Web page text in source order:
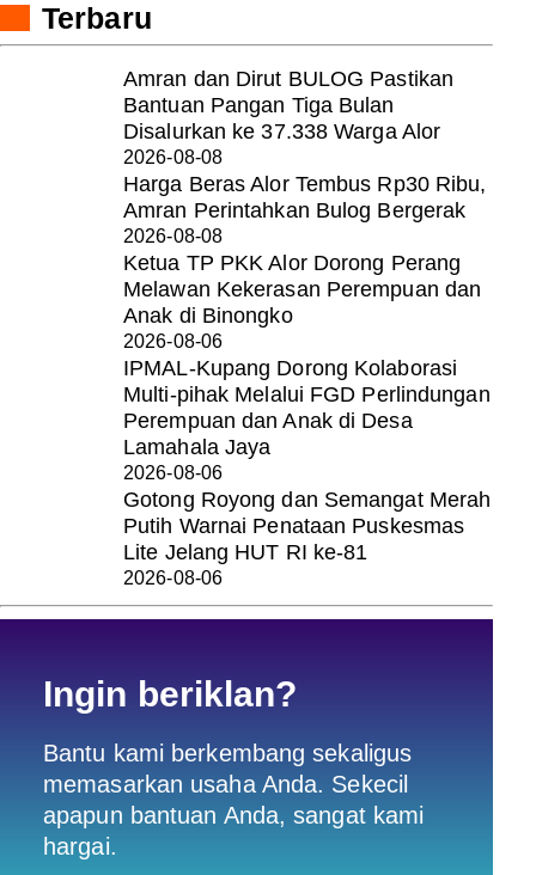
Terbaru
Amran dan Dirut BULOG Pastikan
Bantuan Pangan Tiga Bulan
Disalurkan ke 37.338 Warga Alor
2026-08-08
Harga Beras Alor Tembus Rp30 Ribu,
Amran Perintahkan Bulog Bergerak
2026-08-08
Ketua TP PKK Alor Dorong Perang
Melawan Kekerasan Perempuan dan
Anak di Binongko
2026-08-06
IPMAL-Kupang Dorong Kolaborasi
Multi-pihak Melalui FGD Perlindungan
Perempuan dan Anak di Desa
Lamahala Jaya
2026-08-06
Gotong Royong dan Semangat Merah
Putih Warnai Penataan Puskesmas
Lite Jelang HUT RI ke-81
2026-08-06
Ingin beriklan?
Bantu kami berkembang sekaligus
memasarkan usaha Anda. Sekecil
apapun bantuan Anda, sangat kami
hargai.